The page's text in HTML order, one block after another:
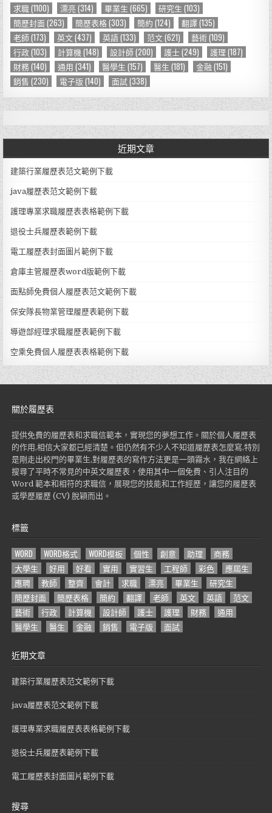
求職(1100) 漂亮 (314) 畢業生 (665) 研究生 (103)
簡歷封面(263) 簡歷表格(303) 簡約 (124) 翻譯(135)
老師(173) 英文(437) 英語(133) 范文(621) 藝術(109)
行政(103) 計算機 (148) 設計師(200) 護士(249) 護理 (187)
財務(140) 通用 (341) 醫學生 (157) 醫生 (181) 金融 (151)
銷售 (230) 電子版 (140) 面試(338)
近期文章
建築行業履歷表范文範例下載
java履歷表范文範例下載
護理專業求職履歷表表格範例下載
退役士兵履歷表範例下載
電工履歷表封面圖片範例下載
倉庫主管履歷表word版範例下載
面點師免費個人履歷表范文範例下載
保安隊長物業管理履歷表範例下載
導遊部經理求職履歷表範例下載
空乘免費個人履歷表表格範例下載
關於履歷表
提供免費的履歷表和求職信範本，實現您的夢想工作。關於個人履歷表
的作用,相信大家都已經清楚。但仍然有不少人不知道履歷表怎麼寫,特別
是剛走出校門的畢業生,對履歷表的寫作方法更是一頭霧水，我在網絡上
搜尋了平時不常見的中英文履歷表，使用其中一個免費、引人注目的
Word 範本和相符的求職信，展現您的技能和工作經歷，讓您的履歷表
或學歷履歷 (CV) 脫穎而出。
標籤
WORD WORD格式 WORD模板 個性 創意 助理
商務
大學生
好用 好看 實用 實習生 工程師 彩色
應屆生
應聘
教師 整齊 會計 求職 漂亮 畢業生
研究生
簡歷封面
簡歷表格 簡約 翻譯 老師 英文 英語
范文
藝術
行政 計算機 設計師 護士 護理 財務
通用
醫學生
醫生 金融 銷售 電子版 面試
近期文章
建築行業履歷表范文範例下載
java履歷表范文範例下載
護理專業求職履歷表表格範例下載
退役士兵履歷表範例下載
電工履歷表封面圖片範例下載
搜尋